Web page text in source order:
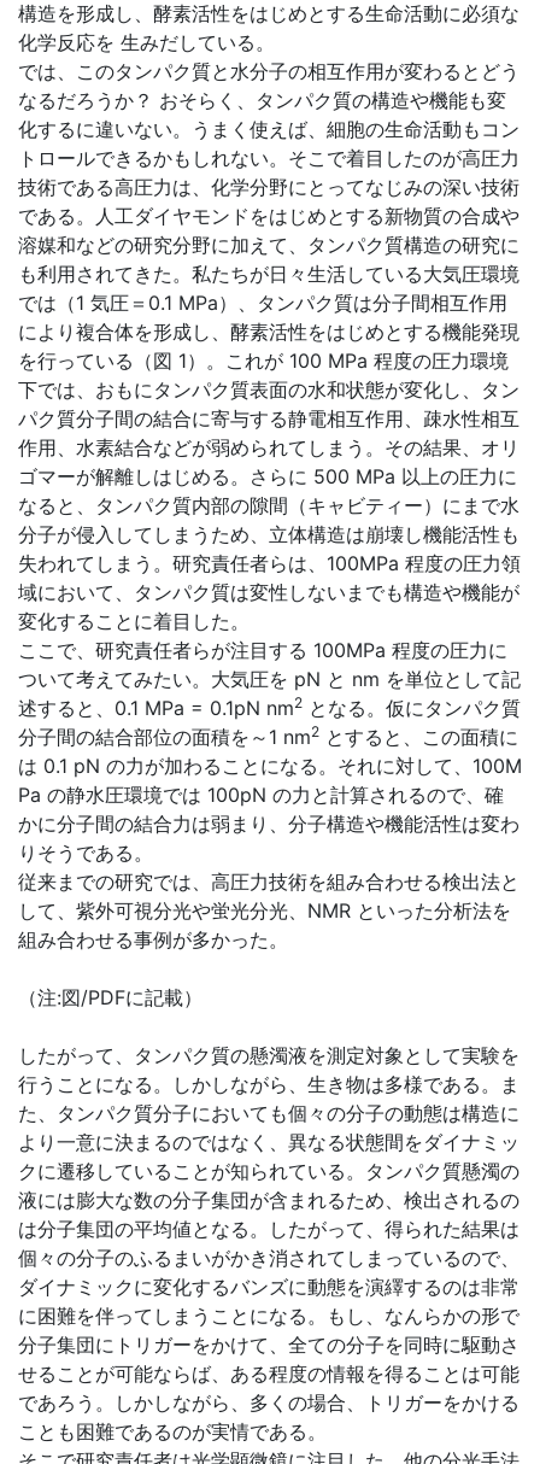
構造を形成し、酵素活性をはじめとする生命活動に必須な
化学反応を 生みだしている。
では、このタンパク質と水分子の相互作用が変わるとどう
なるだろうか？ おそらく、タンパク質の構造や機能も変
化するに違いない。うまく使えば、細胞の生命活動もコン
トロールできるかもしれない。そこで着目したのが高圧力
技術である高圧力は、化学分野にとってなじみの深い技術
である。人工ダイヤモンドをはじめとする新物質の合成や
溶媒和などの研究分野に加えて、タンパク質構造の研究に
も利用されてきた。私たちが日々生活している大気圧環境
では（1 気圧＝0.1 MPa）、タンパク質は分子間相互作用
により複合体を形成し、酵素活性をはじめとする機能発現
を行っている（図 1）。これが 100 MPa 程度の圧力環境
下では、おもにタンパク質表面の水和状態が変化し、タン
パク質分子間の結合に寄与する静電相互作用、疎水性相互
作用、水素結合などが弱められてしまう。その結果、オリ
ゴマーが解離しはじめる。さらに 500 MPa 以上の圧力に
なると、タンパク質内部の隙間（キャビティー）にまで水
分子が侵入してしまうため、立体構造は崩壊し機能活性も
失われてしまう。研究責任者らは、100MPa 程度の圧力領
域において、タンパク質は変性しないまでも構造や機能が
変化することに着目した。
ここで、研究責任者らが注目する 100MPa 程度の圧力に
ついて考えてみたい。大気圧を pN と nm を単位として記
述すると、0.1 MPa = 0.1pN nm2 となる。仮にタンパク質
分子間の結合部位の面積を～1 nm2 とすると、この面積に
は 0.1 pN の力が加わることになる。それに対して、100M
Pa の静水圧環境では 100pN の力と計算されるので、確
かに分子間の結合力は弱まり、分子構造や機能活性は変わ
りそうである。
従来までの研究では、高圧力技術を組み合わせる検出法と
して、紫外可視分光や蛍光分光、NMR といった分析法を
組み合わせる事例が多かった。
（注:図/PDFに記載）
したがって、タンパク質の懸濁液を測定対象として実験を
行うことになる。しかしながら、生き物は多様である。ま
た、タンパク質分子においても個々の分子の動態は構造に
より一意に決まるのではなく、異なる状態間をダイナミッ
クに遷移していることが知られている。タンパク質懸濁の
液には膨大な数の分子集団が含まれるため、検出されるの
は分子集団の平均値となる。したがって、得られた結果は
個々の分子のふるまいがかき消されてしまっているので、
ダイナミックに変化するバンズに動態を演繹するのは非常
に困難を伴ってしまうことになる。もし、なんらかの形で
分子集団にトリガーをかけて、全ての分子を同時に駆動さ
せることが可能ならば、ある程度の情報を得ることは可能
であろう。しかしながら、多くの場合、トリガーをかける
ことも困難であるのが実情である。